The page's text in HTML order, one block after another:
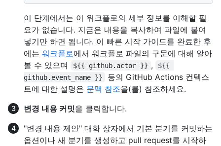
이 단계에서는 이 워크플로의 세부 정보를 이해할 필
요가 없습니다. 지금은 내용을 복사하여 파일에 붙여
넣기만 하면 됩니다. 이 빠른 시작 가이드를 완료한 후
에는 워크플로에서 워크플로 파일의 구문에 대해 알아
볼 수 있으며
${{ github.actor }} ,
${{
github.event_name }}
등의 GitHub Actions 컨텍스
트에 대한 설명은 문맥 참조을(를) 참조하세요.
변경 내용 커밋을 클릭합니다.
"변경 내용 제안" 대화 상자에서 기본 분기를 커밋하는
옵션이나 새 분기를 생성하고 pull request를 시작하